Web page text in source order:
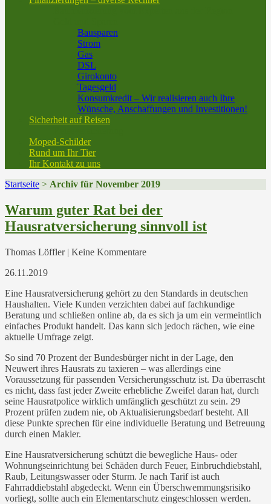
Bausparen
Strom
Gas
DSL
Girokonto
Tagesgeld
Konsumkredit – Wir realisieren auch Ihre
Wünsche, Anschaffungen und Investitionen!
Sicherheit auf Reisen
Moped-Schilder
Rund um Ihr Tier
Ihr Kontakt zu uns
Startseite > Archiv für November 2019
Warum guter Rat bei der
Hausratversicherung sinnvoll ist
Thomas Löffler | Keine Kommentare
26.11.2019
Eine Hausratversicherung gehört zu den Standards in deutschen
Haushalten. Viele Kunden verzichten dabei auf fachkundige
Beratung und schließen online ab, da es sich ja um ein vermeintlich
einfaches Produkt handelt. Das kann sich jedoch rächen, wie eine
aktuelle Umfrage zeigt.
So sind 70 Prozent der Bundesbürger nicht in der Lage, den
Neuwert ihres Hausrats zu taxieren – was allerdings eine
Voraussetzung für passenden Versicherungsschutz ist. Da überrascht
es nicht, dass fast jeder Zweite erhebliche Zweifel daran hat, durch
seine Hausratpolice wirklich umfänglich geschützt zu sein. 29
Prozent prüfen zudem nie, ob Aktualisierungsbedarf besteht. All
diese Punkte sprechen für eine individuelle Beratung und Betreuung
durch einen Makler.
Eine Hausratversicherung schützt die bewegliche Haus- oder
Wohnungseinrichtung bei Schäden durch Feuer, Einbruchdiebstahl,
Raub, Leitungswasser oder Sturm. Je nach Tarif ist auch
Fahrraddiebstahl abgedeckt. Wenn ein Überschwemmungsrisiko
vorliegt, sollte auch ein Elementarschutz eingeschlossen werden.